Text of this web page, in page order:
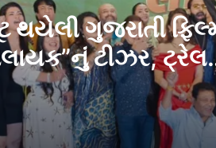
થયેલી ગુજરાતી
ટીઝર,
સંગીત ભવ્ય